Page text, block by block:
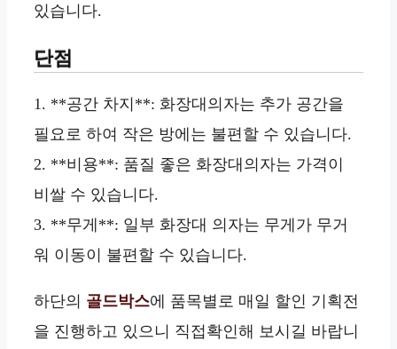
있습니다.
단점
1. **공간 차지**: 화장대의자는 추가 공간을
필요로 하여 작은 방에는 불편할 수 있습니다.
2. **비용**: 품질 좋은 화장대의자는 가격이
비쌀 수 있습니다.
3. **무게**: 일부 화장대 의자는 무게가 무거
워 이동이 불편할 수 있습니다.
하단의 골드박스에 품목별로 매일 할인 기획전
을 진행하고 있으니 직접확인해 보시길 바랍니